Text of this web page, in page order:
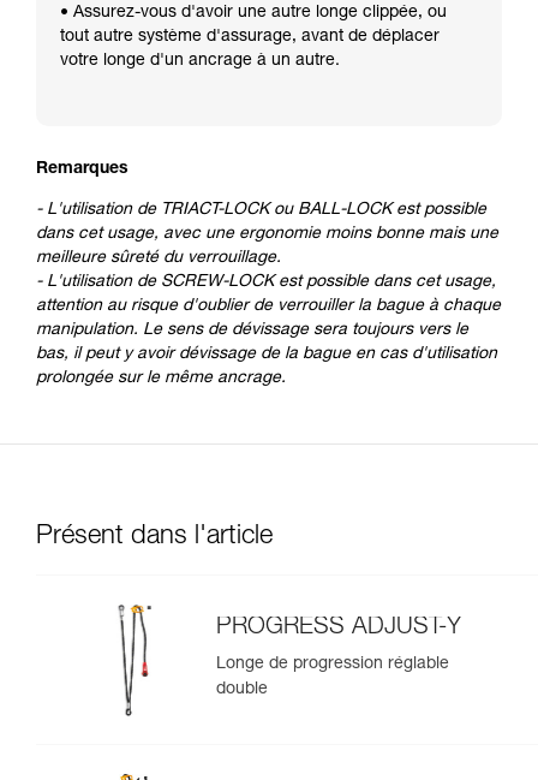
• Assurez-vous d'avoir une autre longe clippée, ou
tout autre système d'assurage, avant de déplacer
votre longe d'un ancrage à un autre.
Remarques
- L'utilisation de TRIACT-LOCK ou BALL-LOCK est possible
dans cet usage, avec une ergonomie moins bonne mais une
meilleure sûreté du verrouillage.
- L'utilisation de SCREW-LOCK est possible dans cet usage,
attention au risque d'oublier de verrouiller la bague à chaque
manipulation. Le sens de dévissage sera toujours vers le
bas, il peut y avoir dévissage de la bague en cas d'utilisation
prolongée sur le même ancrage.
Présent dans l'article
PROGRESS ADJUST-Y
Longe de progression réglable
double